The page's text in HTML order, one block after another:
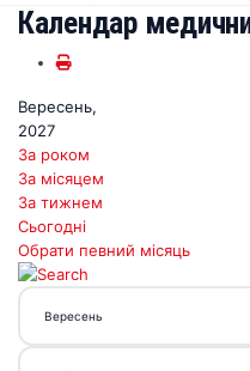
Календар
Вересень,
2027
За роком
За місяцем
За тижнем
Сьогодні
Обрати певний місяць